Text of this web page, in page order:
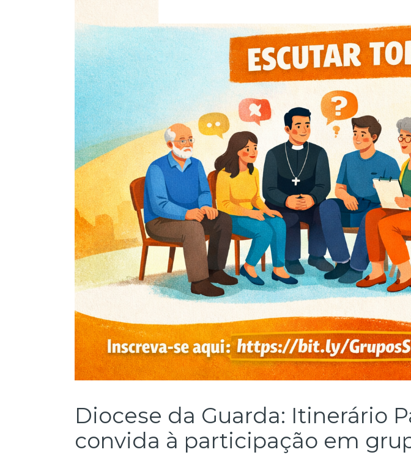
CONTACTOS
Diocese da Guarda: Itinerário
convida à participação em